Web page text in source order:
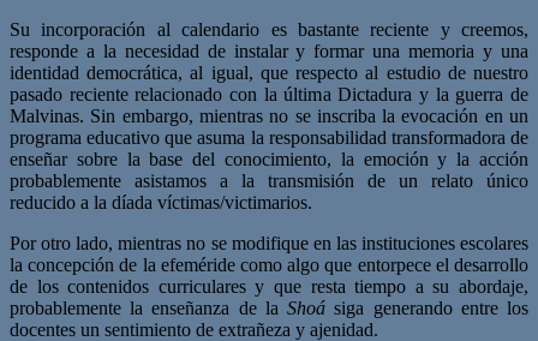
Su incorporación al calendario es bastante reciente y creemos,
responde a la necesidad de instalar y formar una memoria y una
identidad democrática, al igual, que respecto al estudio de nuestro
pasado reciente relacionado con la última Dictadura y la guerra de
Malvinas. Sin embargo, mientras no se inscriba la evocación en un
programa educativo que asuma la responsabilidad transformadora de
enseñar sobre la base del conocimiento, la emoción y la acción
probablemente asistamos a la transmisión de un relato único
reducido a la díada víctimas/victimarios.
Por otro lado, mientras no se modifique en las instituciones escolares
la concepción de la efeméride como algo que entorpece el desarrollo
de los contenidos curriculares y que resta tiempo a su abordaje,
probablemente la enseñanza de laShoásiga generando entre los
docentes un sentimiento de extrañeza y ajenidad.